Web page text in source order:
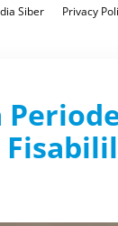
Siber Privacy